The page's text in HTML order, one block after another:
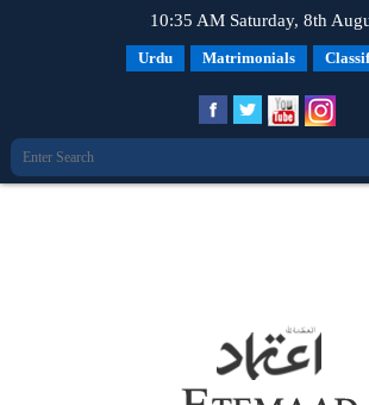
10:35 AM Saturday, 8th
Urdu Matrimonials